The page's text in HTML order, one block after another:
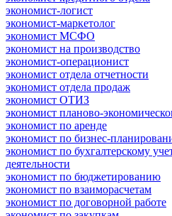
экономист-логист
экономист-маркетолог
экономист МСФО
экономист на производство
экономист-операционист
экономист отдела отчетности
экономист отдела продаж
экономист ОТИЗ
экономист планово-
экономист по аренде
экономист по бизнес-
экономист по бухгалтерскому
деятельности
экономист по бюджетированию
экономист по взаиморасчетам
экономист по договорной работе